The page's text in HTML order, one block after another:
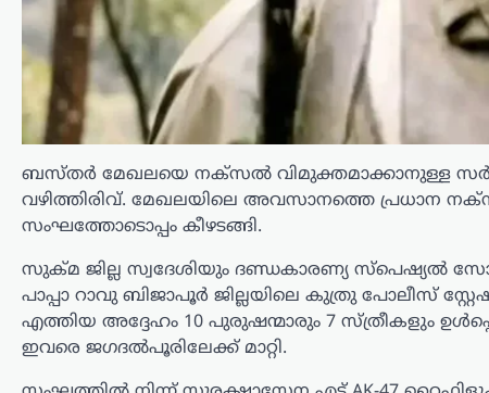
ബസ്തർ മേഖലയെ നക്സൽ വിമുക്തമാക്കാനുള്ള
വഴിത്തിരിവ്. മേഖലയിലെ അവസാനത്തെ പ്രധാന
സംഘത്തോടൊപ്പം കീഴടങ്ങി.
സുക്മ ജില്ല സ്വദേശിയും ദണ്ഡകാരണ്യ സ്പെഷ്യൽ
പാപ്പാ റാവു ബിജാപൂർ ജില്ലയിലെ കുത്രു പോലീസ്
എത്തിയ അദ്ദേഹം 10 പുരുഷന്മാരും 7 സ്ത്രീകളും
ഇവരെ ജഗദൽപൂരിലേക്ക് മാറ്റി.